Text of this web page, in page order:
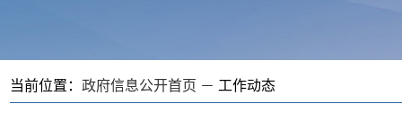
当前位置： 政府信息公开首页 － 工作动态